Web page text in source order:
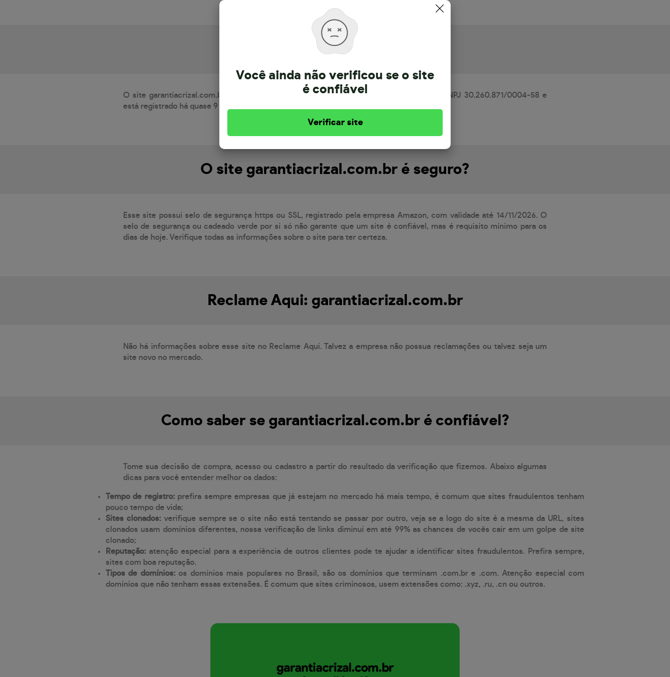
Sobre a garantiacrizal.com.br
O site garantiacrizal.com.br pertence a empresa Multi Optica Distribuidora Ltda, com CNPJ 30.260.871/0004-58 e
está registrado há quase 9 anos. Informação atualizada em 3/6/2026.
O site garantiacrizal.com.br é seguro?
Esse site possui selo de segurança https ou SSL, registrado pela empresa Amazon, com validade até 14/11/2026. O
selo de segurança ou cadeado verde por si só não garante que um site é confiável, mas é requisito mínimo para os
dias de hoje. Verifique todas as informações sobre o site para ter certeza.
Reclame Aqui: garantiacrizal.com.br
Não há informações sobre esse site no Reclame Aqui. Talvez a empresa não possua reclamações ou talvez seja um
site novo no mercado.
Como saber se garantiacrizal.com.br é confiável?
Tome sua decisão de compra, acesso ou cadastro a partir do resultado da verificação que fizemos. Abaixo algumas
dicas para você entender melhor os dados:
Tempo de registro: prefira sempre empresas que já estejam no mercado há mais tempo, é comum que sites fraudulentos tenham
pouco tempo de vida;
Sites clonados: verifique sempre se o site não está tentando se passar por outro, veja se a logo do site é a mesma da URL, sites
clonados usam domínios diferentes, nossa verificação de links diminui em até 99% as chances de vocês cair em um golpe de site
clonado;
Reputação: atenção especial para a experiência de outros clientes pode te ajudar a identificar sites fraudulentos. Prefira sempre,
sites com boa reputação.
Tipos de domínios:os domínios mais populares no Brasil, são os domínios que terminam .com.br e .com. Atenção especial com
domínios que não tenham essas extensões. É comum que sites criminosos, usem extensões como: .xyz, .ru, .cn ou outros.
Você ainda não verificou se o site
é confiável
Verificar site